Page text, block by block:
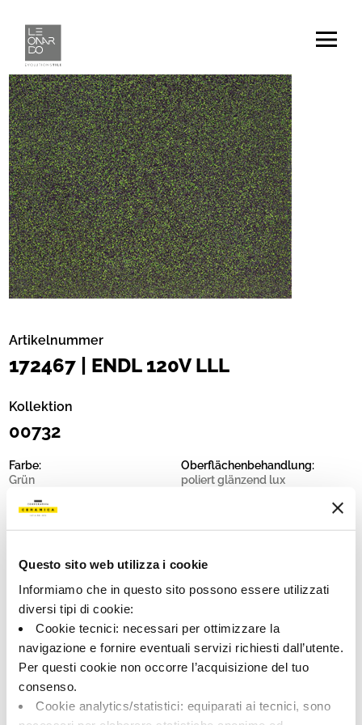
Questo sito web utilizza i cookie
Informiamo che in questo sito possono essere utilizzati
diversi tipi di cookie:
Cookie tecnici: necessari per ottimizzare la
navigazione e fornire eventuali servizi richiesti dall’utente.
Per questi cookie non occorre l’acquisizione del tuo
consenso.
Cookie analytics/statistici: equiparati ai tecnici, sono
Artikelnummer
172467 | ENDL 120V LLL
Kollektion
00732
Farbe:
Grün
Typologie:
120.0x120.0
Oberflächenbehandlung:
poliert glänzend lux
MQ
Share: